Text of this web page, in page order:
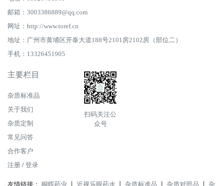
邮箱：3003386889@qq.com
网址：http://www.toref.cn
地址：广州市黄埔区开泰大道188号2101房2102房（部位二）
手机：13326451905
主要栏目
杂质标准品
关于我们
杂质定制
常见问答
合作客户
注册 / 登录
扫码关注公
众号